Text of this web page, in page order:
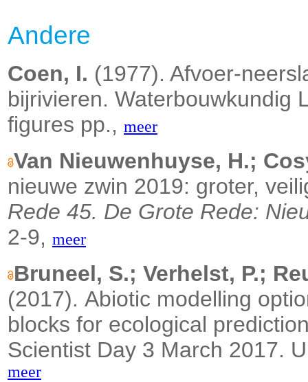
Andere
Coen, I. (1977). Afvoer-
bijrivieren. Waterbouwkundig
figures pp., meer
Van Nieuwenhuyse, H.;
nieuwe zwin 2019: groter,
Rede 45. De Grote Rede:
2-9, meer
Bruneel, S.; Verhelst, P.;
(2017). Abiotic modelling
blocks for ecological
Scientist Day 3 March 2017.
meer